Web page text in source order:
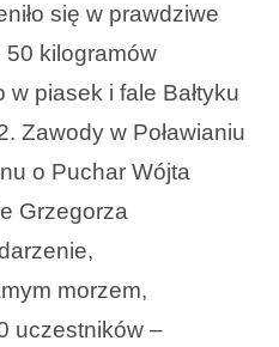
się w prawdziwe
50 kilogramów
piasek i fale Bałtyku
Zawody w Poławianiu
o Puchar Wójta
Grzegorza
morzem,
uczestników –